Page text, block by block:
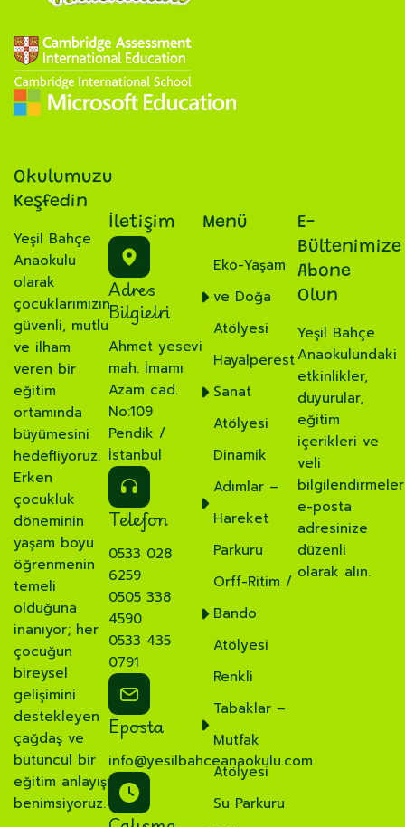
Okulumuzu
Keşfedin
Yeşil Bahçe
Anaokulu
olarak
çocuklarımızın
güvenli, mutlu
ve ilham
veren bir
eğitim
ortamında
büyümesini
hedefliyoruz.
Erken
çocukluk
döneminin
yaşam boyu
öğrenmenin
temeli
olduğuna
inanıyor; her
çocuğun
bireysel
gelişimini
destekleyen
çağdaş ve
bütüncül bir
eğitim anlayışı
benimsiyoruz.
İletişim
Adres
Bilgielri
Ahmet yesevi
mah. İmamı
Azam cad.
No:109
Pendik /
İstanbul
Telefon
0533 028
6259
0505 338
4590
0533 435
0791
Eposta
info@yesilbahceanaokulu.com
Menü
Eko-Yaşam
ve Doğa
Atölyesi
Hayalperest
Sanat
Atölyesi
Dinamik
Adımlar –
Hareket
Parkuru
Orff-Ritim /
Bando
Atölyesi
Renkli
Tabaklar –
Mutfak
Atölyesi
Su Parkuru
E-
Bültenimize
Abone
Olun
Yeşil Bahçe
Anaokulundaki
etkinlikler,
duyurular,
eğitim
içerikleri ve
veli
e-posta
adresinize
düzenli
olarak alın.